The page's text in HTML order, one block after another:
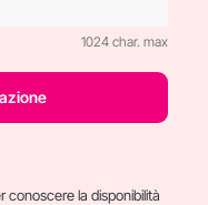
1024 char. max
conoscere la disponibilità